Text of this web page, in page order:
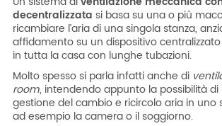
decentralizzata si basa su una o più
ricambiare l’aria di una singola stanza,
affidamento su un dispositivo centralizzato
in tutta la casa con lunghe tubazioni.
Molto spesso si parla infatti anche di
room, intendendo appunto la possibilità
gestione del cambio e ricircolo aria in uno
ad esempio la camera o il soggiorno.